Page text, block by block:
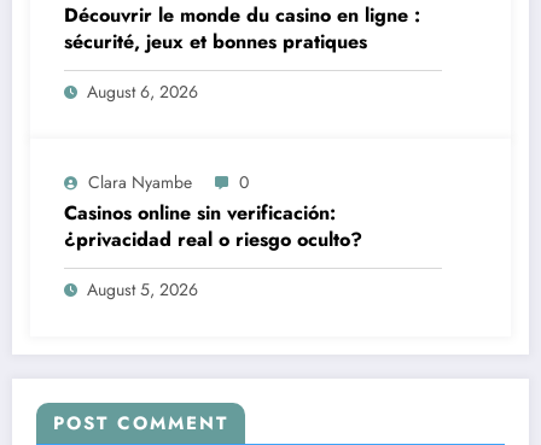
Découvrir le monde du casino en ligne :
sécurité, jeux et bonnes pratiques
August 6, 2026
Clara Nyambe 0
Casinos online sin verificación:
¿privacidad real o riesgo oculto?
August 5, 2026
POST COMMENT